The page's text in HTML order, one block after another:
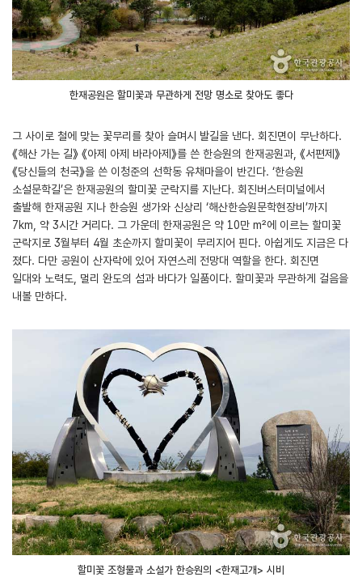
한재공원은 할미꽃과 무관하게 전망 명소로 찾아도 좋다
그 사이로 철에 맞는 꽃무리를 찾아 슬며시 발길을 낸다. 회진면이 무난하다.
《해산 가는 길》 《아제 아제 바라아제》를 쓴 한승원의 한재공원과, 《서편제》
《당신들의 천국》을 쓴 이청준의 선학동 유채마을이 반긴다. ‘한승원
소설문학길’은 한재공원의 할미꽃 군락지를 지난다. 회진버스터미널에서
출발해 한재공원 지나 한승원 생가와 신상리 ‘해산한승원문학현장비’까지
7km, 약 3시간 거리다. 그 가운데 한재공원은 약 10만 m²에 이르는 할미꽃
군락지로 3월부터 4월 초순까지 할미꽃이 무리지어 핀다. 아쉽게도 지금은 다
졌다. 다만 공원이 산자락에 있어 자연스레 전망대 역할을 한다. 회진면
일대와 노력도, 멀리 완도의 섬과 바다가 일품이다. 할미꽃과 무관하게 걸음을
내볼 만하다.
할미꽃 조형물과 소설가 한승원의 <한재고개> 시비